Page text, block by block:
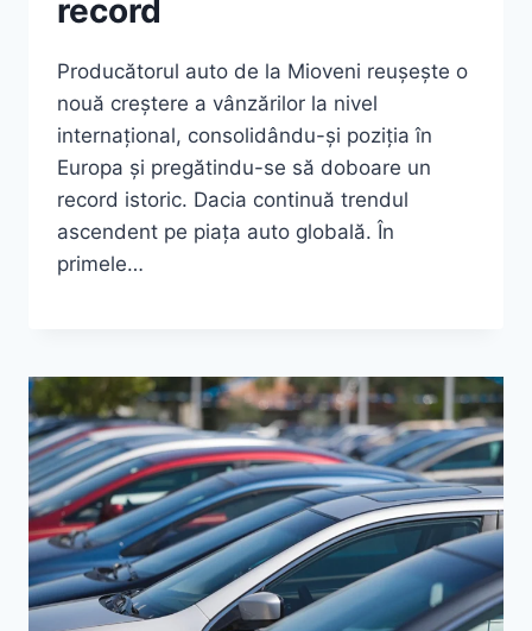
record
Producătorul auto de la Mioveni reușește o
nouă creștere a vânzărilor la nivel
internațional, consolidându-și poziția în
Europa și pregătindu-se să doboare un
record istoric. Dacia continuă trendul
ascendent pe piața auto globală. În
primele…